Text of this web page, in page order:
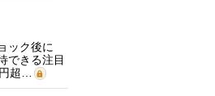
ック後に
できる注目
超…